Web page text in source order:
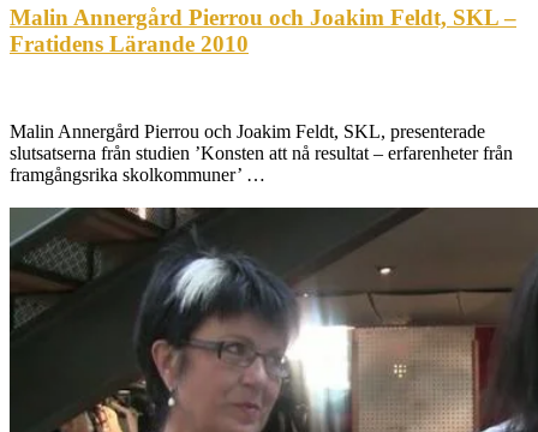
Malin Annergård Pierrou och Joakim Feldt, SKL –
Fratidens Lärande 2010
Malin Annergård Pierrou och Joakim Feldt, SKL, presenterade
slutsatserna från studien ’Konsten att nå resultat – erfarenheter från
framgångsrika skolkommuner’ …